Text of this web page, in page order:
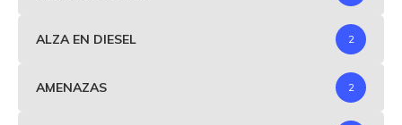
ALZA EN DIESEL 2
AMENAZAS 2